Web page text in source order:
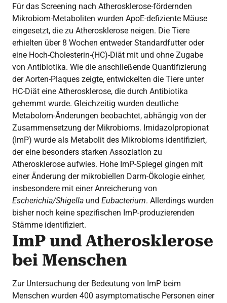
Für das Screening nach Atherosklerose-fördernden
Mikrobiom-Metaboliten wurden ApoE-defiziente Mäuse
eingesetzt, die zu Atherosklerose neigen. Die Tiere
erhielten über 8 Wochen entweder Standardfutter oder
eine Hoch-Cholesterin-(HC)-Diät mit und ohne Zugabe
von Antibiotika. Wie die anschließende Quantifizierung
der Aorten-Plaques zeigte, entwickelten die Tiere unter
HC-Diät eine Atherosklerose, die durch Antibiotika
gehemmt wurde. Gleichzeitig wurden deutliche
Metabolom-Änderungen beobachtet, abhängig von der
Zusammensetzung der Mikrobioms. Imidazolpropionat
(ImP) wurde als Metabolit des Mikrobioms identifiziert,
der eine besonders starken Assoziation zu
Atherosklerose aufwies. Hohe ImP-Spiegel gingen mit
einer Änderung der mikrobiellen Darm-Ökologie einher,
insbesondere mit einer Anreicherung von
Escherichia/Shigella und Eubacterium. Allerdings wurden
bisher noch keine spezifischen ImP-produzierenden
Stämme identifiziert.
ImP und Atherosklerose
bei Menschen
Zur Untersuchung der Bedeutung von ImP beim
Menschen wurden 400 asymptomatische Personen einer